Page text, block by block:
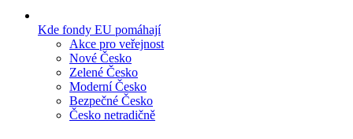
Kde fondy EU pomáhají
Akce pro veřejnost
Nové Česko
Zelené Česko
Moderní Česko
Bezpečné Česko
Česko netradičně